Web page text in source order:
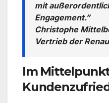
mit
Engagement.”
Christophe
Vertrieb der
Im